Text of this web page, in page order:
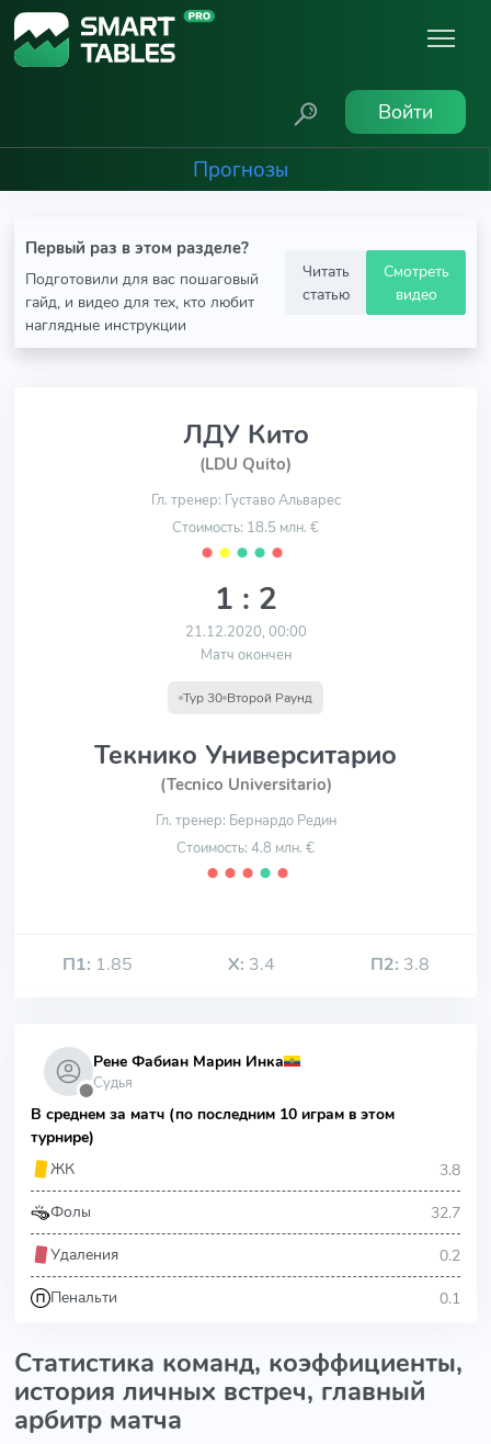
Войти
Прогнозы
Первый раз в этом разделе?
Подготовили для вас пошаговый
гайд, и видео для тех, кто любит
наглядные инструкции
Читать
статью
Смотреть
видео
ЛДУ Кито
(LDU Quito)
Гл. тренер: Густаво Альварес
Стоимость: 18.5 млн. €
⬤ ⬤ ⬤ ⬤ ⬤
1 : 2
21.12.2020, 00:00
Матч окончен
Тур 30 Второй Раунд
Текнико Университарио
(Tecnico Universitario)
Гл. тренер: Бернардо Редин
Стоимость: 4.8 млн. €
⬤ ⬤ ⬤ ⬤ ⬤
П1: 1.85 Х: 3.4 П2: 3.8
⬤
Рене Фабиан Марин Инка
Судья
В среднем за матч (по последним 10 играм в этом
турнире)
ЖК
3.8
Фолы 32.7
Удаления 0.2
Пенальти 0.1
Статистика команд, коэффициенты,
история личных встреч, главный
арбитр матча